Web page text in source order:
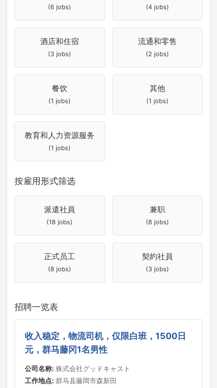
(6 jobs) (4 jobs)
酒店和住宿
(3 jobs)
流通和零售
(2 jobs)
餐饮
(1 jobs)
其他
(1 jobs)
教育和人力资源服务
(1 jobs)
按雇用形式筛选
派遣社員
(18 jobs)
兼职
(8 jobs)
正式员工
(8 jobs)
契約社員
(3 jobs)
招聘一览表
收入稳定，物流司机，仅限白班，1500日
元，群马藤冈1名男性
公司名称: 株式会社グッドキャスト
工作地点: 群马县藤岡市森新田